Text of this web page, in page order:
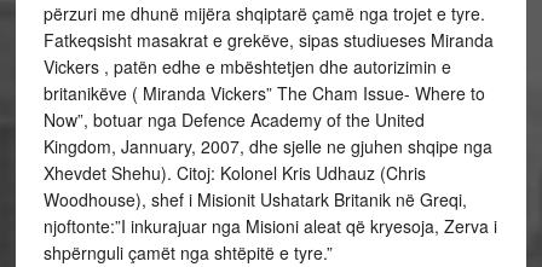
përzuri me dhunë mijëra shqiptarë çamë nga trojet e tyre.
Fatkeqsisht masakrat e grekëve, sipas studiueses Miranda
Vickers , patën edhe e mbështetjen dhe autorizimin e
britanikëve ( Miranda Vickers” The Cham Issue- Where to
Now”, botuar nga Defence Academy of the United
Kingdom, Jannuary, 2007, dhe sjelle ne gjuhen shqipe nga
Xhevdet Shehu). Citoj: Kolonel Kris Udhauz (Chris
Woodhouse), shef i Misionit Ushatark Britanik në Greqi,
njoftonte:”I inkurajuar nga Misioni aleat që kryesoja, Zerva i
shpërnguli çamët nga shtëpitë e tyre.”